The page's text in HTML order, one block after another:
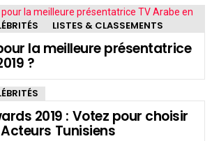
LISTES & CLASSEMENTS
la meilleure présentatrice
?
2019 : Votez pour choisir
Tunisiens